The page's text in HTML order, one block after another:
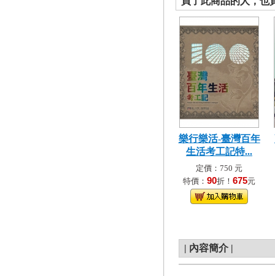
樂行樂活-臺灣百年
生活考工記特...
定價：750 元
特價： 90折！ 675元
| 內容簡介 |